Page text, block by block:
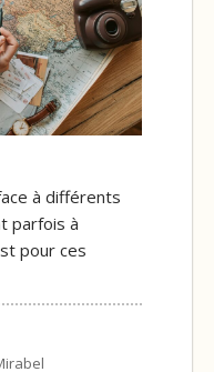
à différents
parfois à
pour ces